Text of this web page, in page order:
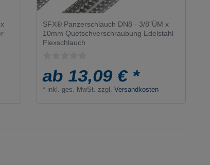
SFX® Panzerschlauch DN8 - 3/8"ÜM x
10mm Quetschverschraubung Edelstahl
Flexschlauch
ab 13,09 € *
* inkl. ges. MwSt. zzgl.Versandkosten